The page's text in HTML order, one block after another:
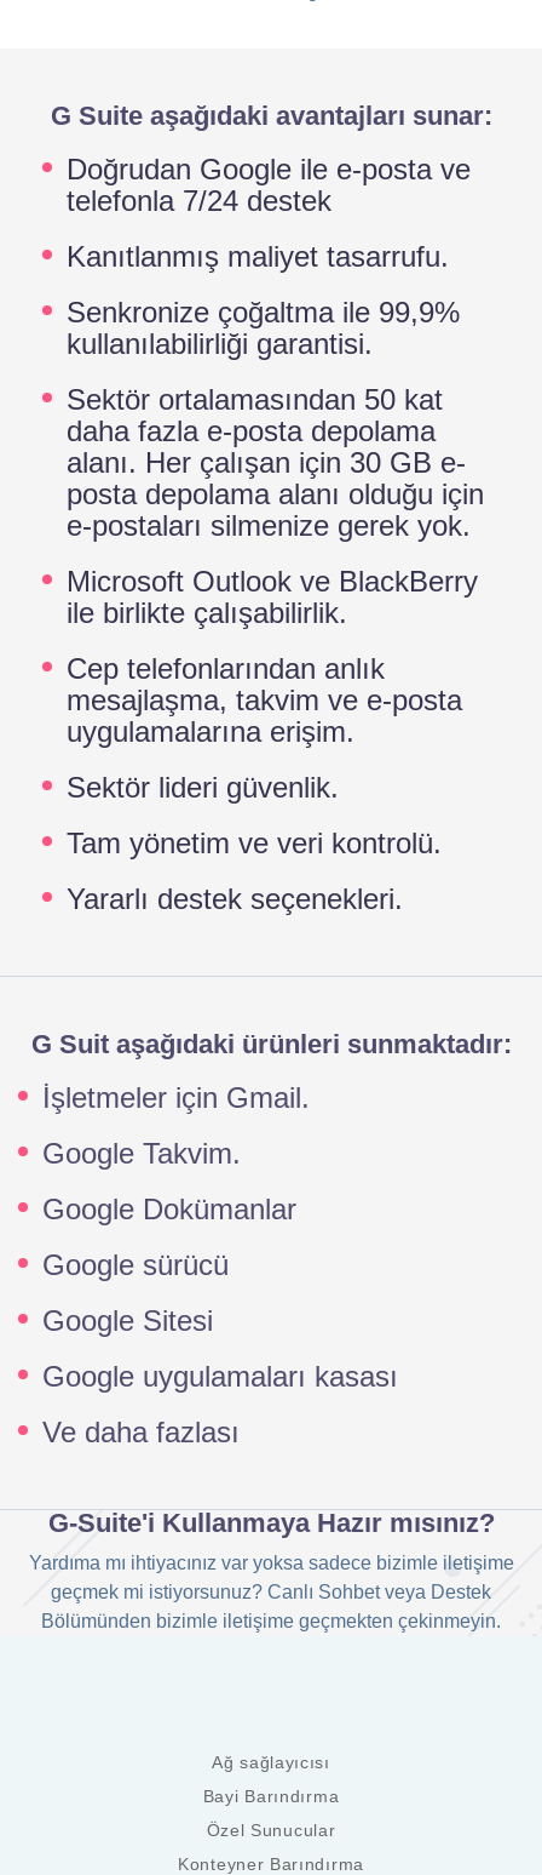
G Suite aşağıdaki avantajları sunar:
Doğrudan Google ile e-posta ve
telefonla 7/24 destek
Kanıtlanmış maliyet tasarrufu.
Senkronize çoğaltma ile 99,9%
kullanılabilirliği garantisi.
Sektör ortalamasından 50 kat
daha fazla e-posta depolama
alanı. Her çalışan için 30 GB e-
posta depolama alanı olduğu için
e-postaları silmenize gerek yok.
Microsoft Outlook ve BlackBerry
ile birlikte çalışabilirlik.
Cep telefonlarından anlık
mesajlaşma, takvim ve e-posta
uygulamalarına erişim.
Sektör lideri güvenlik.
Tam yönetim ve veri kontrolü.
Yararlı destek seçenekleri.
G Suit aşağıdaki ürünleri sunmaktadır:
İşletmeler için Gmail.
Google Takvim.
Google Dokümanlar
Google sürücü
Google Sitesi
Google uygulamaları kasası
Ve daha fazlası
G-Suite'i Kullanmaya Hazır mısınız?
Yardıma mı ihtiyacınız var yoksa sadece bizimle iletişime
geçmek mi istiyorsunuz? Canlı Sohbet veya Destek
Bölümünden bizimle iletişime geçmekten çekinmeyin.
Ağ sağlayıcısı
Bayi Barındırma
Özel Sunucular
Konteyner Barındırma